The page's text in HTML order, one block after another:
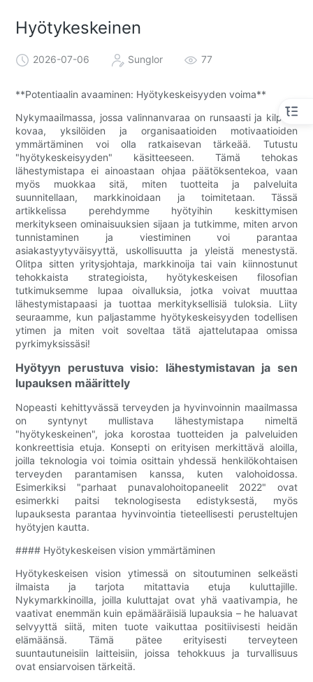
Hyötykeskeinen
2026-07-06 Sunglor 77
**Potentiaalin avaaminen: Hyötykeskeisyyden voima**
Nykymaailmassa, jossa valinnanvaraa on runsaasti ja kilpailu
kovaa, yksilöiden ja organisaatioiden motivaatioiden
ymmärtäminen voi olla ratkaisevan tärkeää. Tutustu
"hyötykeskeisyyden" käsitteeseen. Tämä tehokas
lähestymistapa ei ainoastaan ​​ohjaa päätöksentekoa, vaan
myös muokkaa sitä, miten tuotteita ja palveluita
suunnitellaan, markkinoidaan ja toimitetaan. Tässä
artikkelissa perehdymme hyötyihin keskittymisen
merkitykseen ominaisuuksien sijaan ja tutkimme, miten arvon
tunnistaminen ja viestiminen voi parantaa
asiakastyytyväisyyttä, uskollisuutta ja yleistä menestystä.
Olitpa sitten yritysjohtaja, markkinoija tai vain kiinnostunut
tehokkaista strategioista, hyötykeskeisen filosofian
tutkimuksemme lupaa oivalluksia, jotka voivat muuttaa
lähestymistapaasi ja tuottaa merkityksellisiä tuloksia. Liity
seuraamme, kun paljastamme hyötykeskeisyyden todellisen
ytimen ja miten voit soveltaa tätä ajattelutapaa omissa
pyrkimyksissäsi!
Hyötyyn perustuva visio: lähestymistavan ja sen
lupauksen määrittely
Nopeasti kehittyvässä terveyden ja hyvinvoinnin maailmassa
on syntynyt mullistava lähestymistapa nimeltä
"hyötykeskeinen", joka korostaa tuotteiden ja palveluiden
konkreettisia etuja. Konsepti on erityisen merkittävä aloilla,
joilla teknologia voi toimia osittain yhdessä henkilökohtaisen
terveyden parantamisen kanssa, kuten valohoidossa.
Esimerkiksi "parhaat punavalohoitopaneelit 2022" ovat
esimerkki paitsi teknologisesta edistyksestä, myös
lupauksesta parantaa hyvinvointia tieteellisesti perusteltujen
hyötyjen kautta.
#### Hyötykeskeisen vision ymmärtäminen
Hyötykeskeisen vision ytimessä on sitoutuminen selkeästi
ilmaista ja tarjota mitattavia etuja kuluttajille.
Nykymarkkinoilla, joilla kuluttajat ovat yhä vaativampia, he
vaativat enemmän kuin epämääräisiä lupauksia – he haluavat
selvyyttä siitä, miten tuote vaikuttaa positiivisesti heidän
elämäänsä. Tämä pätee erityisesti terveyteen
suuntautuneisiin laitteisiin, joissa tehokkuus ja turvallisuus
ovat ensiarvoisen tärkeitä.